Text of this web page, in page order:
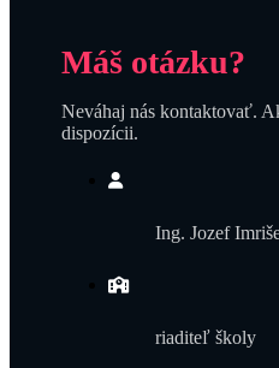
Máš otázku?
Neváhaj nás kontaktovať.
dispozícii.
Ing. Jozef
riaditeľ školy